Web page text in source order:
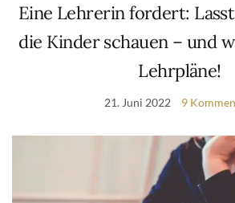
Eine Lehrerin fordert:
die Kinder schauen – und
Lehrpläne!
21. Juni 2022 9